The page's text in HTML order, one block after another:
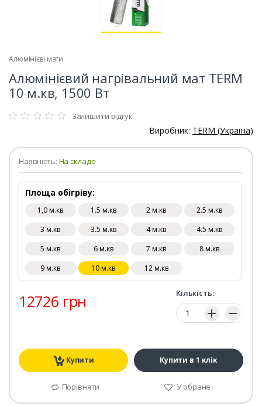
Алюмінієві мати
Алюмінієвий нагрівальний мат TERM
10 м.кв, 1500 Вт
Залишити відгук
Виробник: TERM (Україна)
Наявність: На складе
Площа обігріву:
1,0 м.кв 1.5 м.кв 2 м.кв
2.5 м.кв
3 м.кв
3.5 м.кв 4 м.кв
4.5 м.кв
5 м.кв
6 м.кв 7 м.кв
8 м.кв
9 м.кв
10 м.кв 12 м.кв
12726 грн Кількість:
Кількість:
Купити Купити в 1 клік
Порівняти У обране